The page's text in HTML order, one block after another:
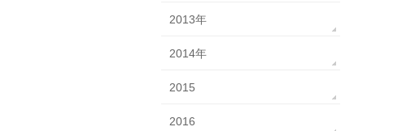
2013年
2014年
2015
2016